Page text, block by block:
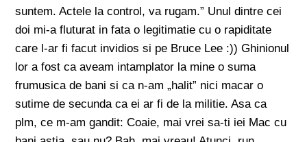
suntem. Actele la control, va rugam.” Unul dintre cei
doi mi-a fluturat in fata o legitimatie cu o rapiditate
care l-ar fi facut invidios si pe Bruce Lee :)) Ghinionul
lor a fost ca aveam intamplator la mine o suma
frumusica de bani si ca n-am „halit” nici macar o
sutime de secunda ca ei ar fi de la militie. Asa ca
plm, ce m-am gandit: Coaie, mai vrei sa-ti iei Mac cu